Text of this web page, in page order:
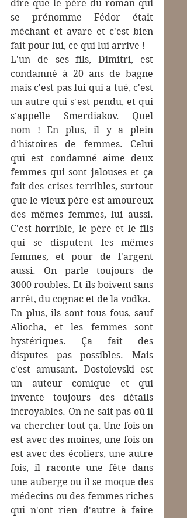
dire que le père du roman qui
se prénomme Fédor était
méchant et avare et c'est bien
fait pour lui, ce qui lui arrive !
L'un de ses fils, Dimitri, est
condamné à 20 ans de bagne
mais c'est pas lui qui a tué, c'est
un autre qui s'est pendu, et qui
s'appelle Smerdiakov. Quel
nom ! En plus, il y a plein
d'histoires de femmes. Celui
qui est condamné aime deux
femmes qui sont jalouses et ça
fait des crises terribles, surtout
que le vieux père est amoureux
des mêmes femmes, lui aussi.
C'est horrible, le père et le fils
qui se disputent les mêmes
femmes, et pour de l'argent
aussi. On parle toujours de
3000 roubles. Et ils boivent sans
arrêt, du cognac et de la vodka.
En plus, ils sont tous fous, sauf
Aliocha, et les femmes sont
hystériques. Ça fait des
disputes pas possibles. Mais
c'est amusant. Dostoievski est
un auteur comique et qui
invente toujours des détails
incroyables. On ne sait pas où il
va chercher tout ça. Une fois on
est avec des moines, une fois on
est avec des écoliers, une autre
fois, il raconte une fête dans
une auberge ou il se moque des
médecins ou des femmes riches
qui n'ont rien d'autre à faire